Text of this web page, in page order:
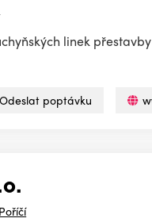
linek
Odeslat poptávku